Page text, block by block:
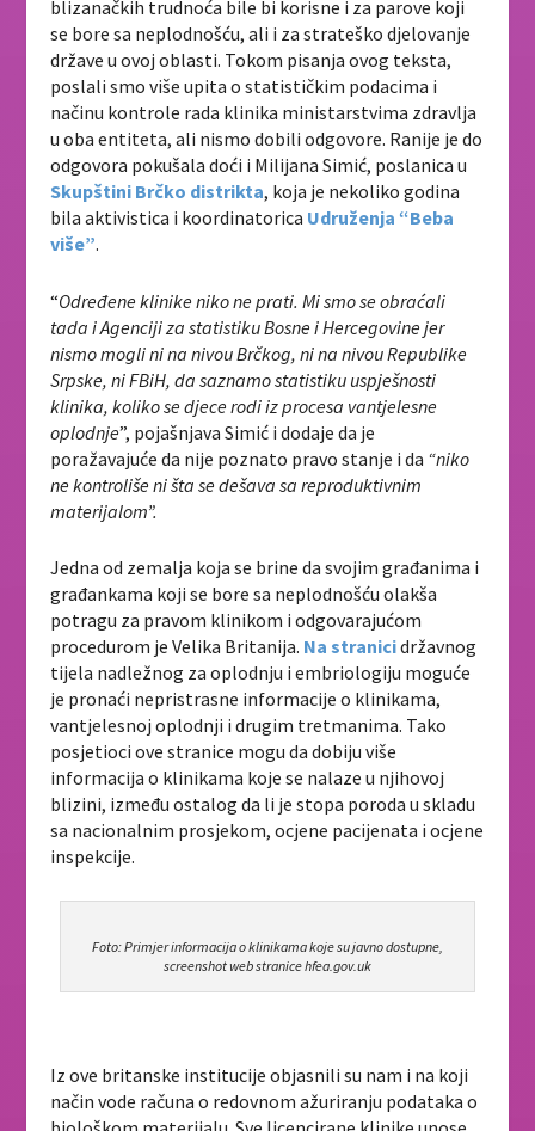
blizanačkih trudnoća bile bi korisne i za parove koji
se bore sa neplodnošću, ali i za strateško djelovanje
države u ovoj oblasti. Tokom pisanja ovog teksta,
poslali smo više upita o statističkim podacima i
načinu kontrole rada klinika ministarstvima zdravlja
u oba entiteta, ali nismo dobili odgovore. Ranije je do
odgovora pokušala doći i Milijana Simić, poslanica u
Skupštini Brčko distrikta, koja je nekoliko godina
bila aktivistica i koordinatorica Udruženja “Beba
više”.
“Određene klinike niko ne prati. Mi smo se obraćali
tada i Agenciji za statistiku Bosne i Hercegovine jer
nismo mogli ni na nivou Brčkog, ni na nivou Republike
Srpske, ni FBiH, da saznamo statistiku uspješnosti
klinika, koliko se djece rodi iz procesa vantjelesne
oplodnje”, pojašnjava Simić i dodaje da je
poražavajuće da nije poznato pravo stanje i da “niko
ne kontroliše ni šta se dešava sa reproduktivnim
materijalom”.
Jedna od zemalja koja se brine da svojim građanima i
građankama koji se bore sa neplodnošću olakša
potragu za pravom klinikom i odgovarajućom
procedurom je Velika Britanija. Na stranicidržavnog
tijela nadležnog za oplodnju i embriologiju moguće
je pronaći nepristrasne informacije o klinikama,
vantjelesnoj oplodnji i drugim tretmanima. Tako
posjetioci ove stranice mogu da dobiju više
informacija o klinikama koje se nalaze u njihovoj
blizini, između ostalog da li je stopa poroda u skladu
sa nacionalnim prosjekom, ocjene pacijenata i ocjene
inspekcije.
Foto: Primjer informacija o klinikama koje su javno dostupne,
screenshot web stranice hfea.gov.uk
Iz ove britanske institucije objasnili su nam i na koji
način vode računa o redovnom ažuriranju podataka o